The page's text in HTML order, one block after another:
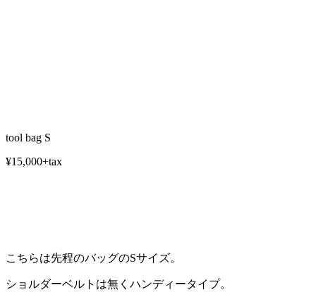
tool bag S
¥15,000+tax
こちらは先程のバッグのSサイズ。
ショルダーベルトは無くハンディータイプ。